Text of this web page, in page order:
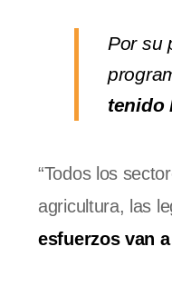
Por su
tenido
“Todos los
agricultura, las
esfuerzos van